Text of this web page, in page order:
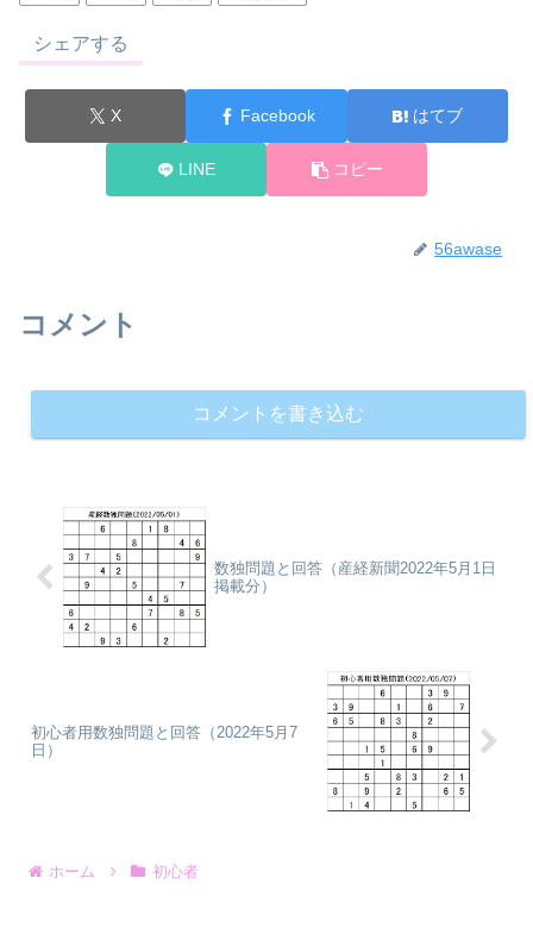
シェアする
X Facebook はてブ
LINE コピー
56awase
コメント
コメントを書き込む
数独問題と回答（産経新聞2022年5月1日
掲載分）
初心者用数独問題と回答（2022年5月7
日）
ホーム 初心者